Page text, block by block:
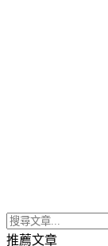
推薦文章